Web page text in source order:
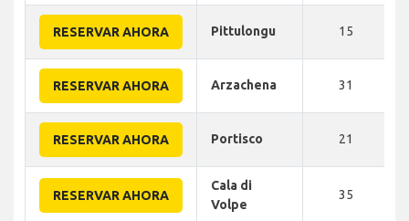
RESERVAR AHORA Pittulongu 15
RESERVAR AHORA Arzachena 31
RESERVAR AHORA Portisco 21
RESERVAR AHORA
Cala di
Volpe
35